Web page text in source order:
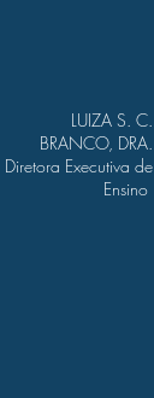
LUIZA S. C.
BRANCO, DRA.
Diretora Executiva de
Ensino